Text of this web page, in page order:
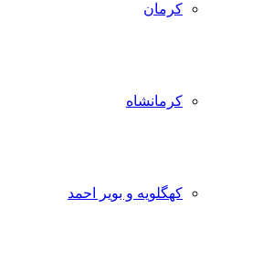
کرمان
کرمانشاه
کهگلویه و بویر احمد